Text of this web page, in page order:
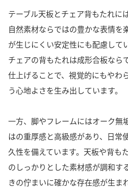
テーブル天板とチェア背もたれに
自然素材ならではの豊かな表情を
が生じにくい安定性にも配慮して
チェアの背もたれは成形合板なら
仕上げることで、視覚的にもやわ
う心地よさを生み出しています。
一方、脚やフレームにはオーク無
はの重厚感と高級感があり、日常
久性を備えています。天板や背も
のしっかりとした素材感が調和す
きの佇まいに確かな存在感が生ま